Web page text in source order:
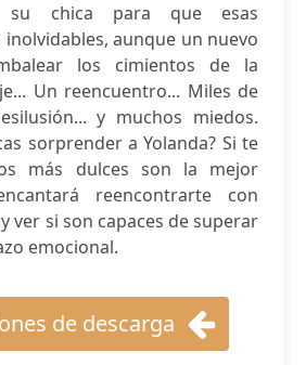
su chica para que esas
inolvidables, aunque un nuevo
los cimientos de la
Un reencuentro... Miles de
y muchos miedos.
sorprender a Yolanda? Si te
más dulces son la mejor
reencontrarte con
ver si son capaces de superar
emocional.
de descarga